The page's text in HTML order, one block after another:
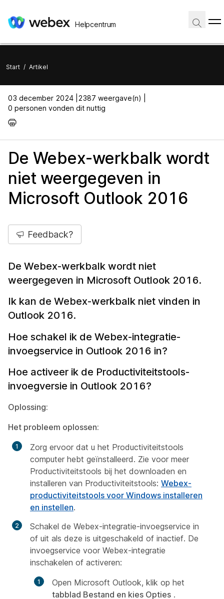
Helpcentrum
Start / Artikel
03 december 2024 |
2387 weergave(n) |
0 personen vonden dit nuttig
De Webex-werkbalk wordt
niet weergegeven in
Microsoft Outlook 2016
Feedback?
De Webex-werkbalk wordt niet
weergegeven in Microsoft Outlook 2016.
Ik kan de Webex-werkbalk niet vinden in
Outlook 2016.
Hoe schakel ik de Webex-integratie-
invoegservice in Outlook 2016 in?
Hoe activeer ik de Productiviteitstools-
invoegversie in Outlook 2016?
Oplossing:
Het probleem oplossen:
Zorg ervoor dat u het Productiviteitstools
computer hebt geïnstalleerd. Zie voor meer
Productiviteitstools bij het downloaden en
installeren van Productiviteitstools: Webex-
productiviteitstools voor Windows installeren
en instellen.
Schakel de Webex-integratie-invoegservice in
of uit als deze is uitgeschakeld of inactief. De
invoegservice voor Webex-integratie
inschakelen of activeren:
Open Microsoft Outlook, klik op het
tabblad Bestand en kies Opties .